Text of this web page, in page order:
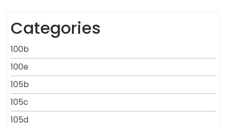
Categories
100b
100e
105b
105c
105d